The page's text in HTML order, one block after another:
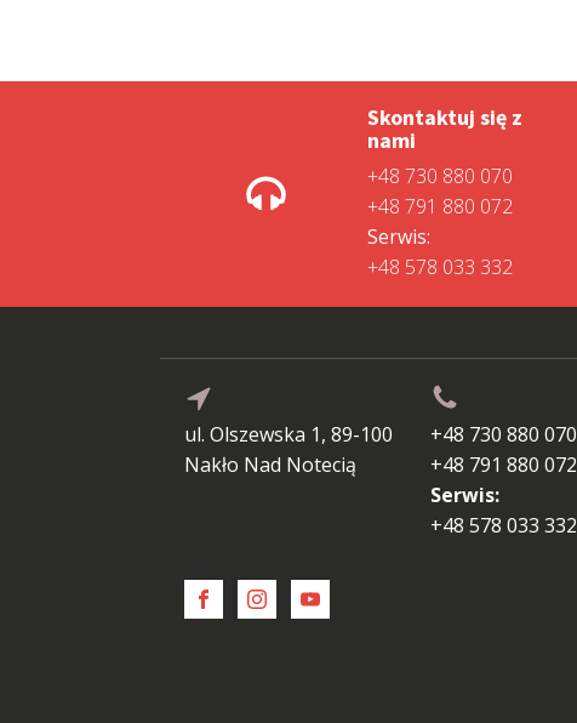
Skontaktuj się z
nami
+48 730 880 070
+48 791 880 072
Serwis:
+48 578 033 332
ul. Olszewska 1, 89-100
Nakło Nad Notecią
+48 730 880 070
+48 791 880 072
Serwis:
+48 578 033 332